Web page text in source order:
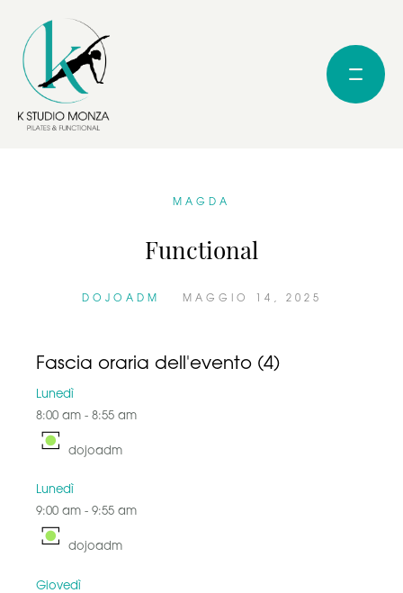
MAGDA
Functional
DOJOADM MAGGIO 14, 2025
Fascia oraria dell'evento (4)
Lunedì
8:00 am - 8:55 am
dojoadm
Lunedì
9:00 am - 9:55 am
dojoadm
Giovedì